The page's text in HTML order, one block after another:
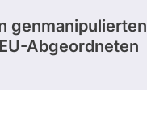
genmanipulierten
Abgeordneten